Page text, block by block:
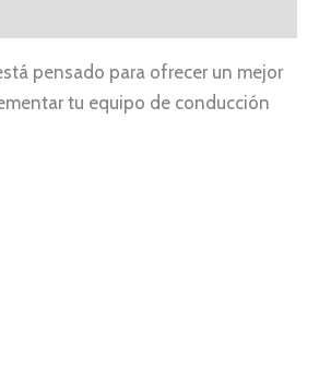
pensado para ofrecer un mejor
tu equipo de conducción